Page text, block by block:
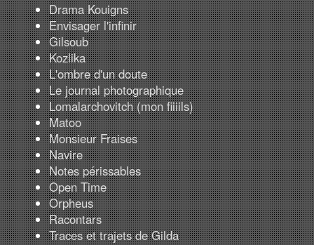
Drama Kouigns
Envisager l'infinir
Gilsoub
Kozlika
L'ombre d'un doute
Le journal photographique
Lomalarchovitch (mon fiiiils)
Matoo
Monsieur Fraises
Navire
Notes périssables
Open Time
Orpheus
Racontars
Traces et trajets de Gilda